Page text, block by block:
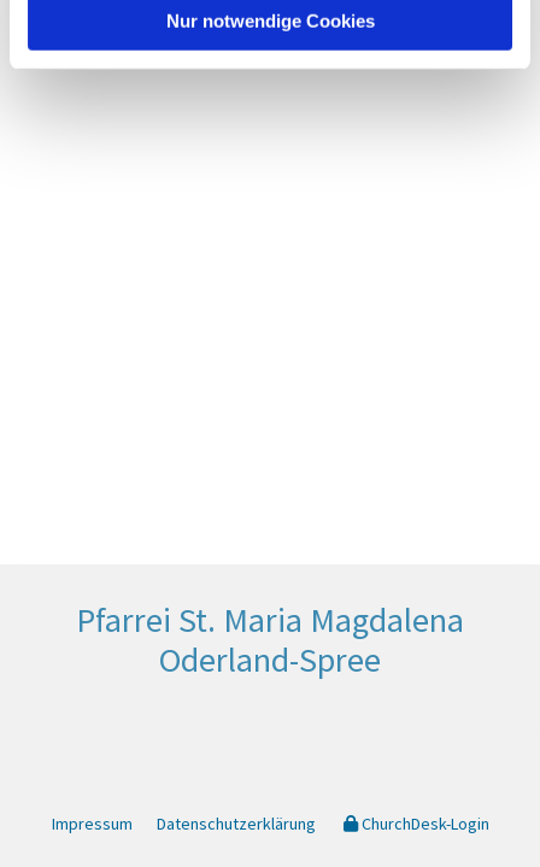
Nur notwendige Cookies
Pfarrei St. Maria Magdalena
Oderland-Spree
Impressum Datenschutzerklärung ChurchDesk-Login